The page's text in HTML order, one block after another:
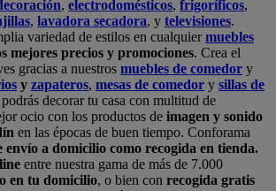
, electrodomésticos, frigoríficos,
, lavadora secadora, y televisiones.
variedad de estilos en cualquiermuebles
mejores precios y promociones. Crea el
gracias a nuestros muebles de comedor y
y zapateros, mesas de comedor y sillas de
decorar tu casa con multitud de
ocio con los productos de imagen y sonido
en las épocas de buen tiempo. Conforama
envío a domicilio como recogida en tienda.
entre nuestra gama de más de 7.000
en tu domicilio, o bien con recogida gratis